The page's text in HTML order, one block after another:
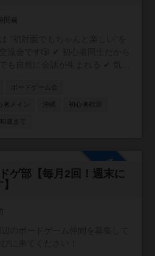
間前
代中心で、特に“新しい友達が
大
お問い合わせは、コミュニティ
からお願いいたします😸
ボードゲーム会
者メイン 沖縄 初心者歓迎
歳まで
参加自由
ゲ部【毎月2回！週末に